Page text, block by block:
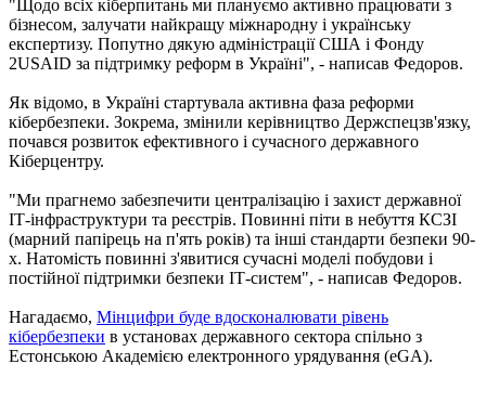
"Щодо всіх кіберпитань ми плануємо активно працювати з
бізнесом, залучати найкращу міжнародну і українську
експертизу. Попутно дякую адміністрації США і Фонду
2USAID за підтримку реформ в Україні", - написав Федоров.
Як відомо, в Україні стартувала активна фаза реформи
кібербезпеки. Зокрема, змінили керівництво Держспецзв'язку,
почався розвиток ефективного і сучасного державного
Кіберцентру.
"Ми прагнемо забезпечити централізацію і захист державної
IТ-інфраструктури та реєстрів. Повинні піти в небуття КСЗІ
(марний папірець на п'ять років) та інші стандарти безпеки 90-
х. Натомість повинні з'явитися сучасні моделі побудови і
постійної підтримки безпеки IТ-систем", - написав Федоров.
Нагадаємо, Мінцифри буде вдосконалювати рівень
кібербезпеки в установах державного сектора спільно з
Естонською Академією електронного урядування (eGA).